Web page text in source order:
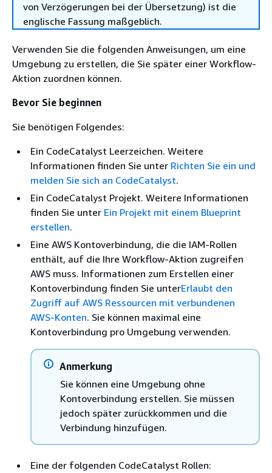
von Verzögerungen bei der Übersetzung) ist die
englische Fassung maßgeblich.
Verwenden Sie die folgenden Anweisungen, um eine
Umgebung zu erstellen, die Sie später einer Workflow-
Aktion zuordnen können.
Bevor Sie beginnen
Sie benötigen Folgendes:
Ein CodeCatalyst Leerzeichen. Weitere
Informationen finden Sie unter Richten Sie ein und
melden Sie sich an CodeCatalyst.
Ein CodeCatalyst Projekt. Weitere Informationen
finden Sie unter Ein Projekt mit einem Blueprint
erstellen.
Eine AWS Kontoverbindung, die die IAM-Rollen
enthält, auf die Ihre Workflow-Aktion zugreifen
AWS muss. Informationen zum Erstellen einer
Kontoverbindung finden Sie unterErlaubt den
Zugriff auf AWS Ressourcen mit verbundenen
AWS-Konten. Sie können maximal eine
Kontoverbindung pro Umgebung verwenden.
Anmerkung
Sie können eine Umgebung ohne
Kontoverbindung erstellen. Sie müssen
jedoch später zurückkommen und die
Verbindung hinzufügen.
Eine der folgenden CodeCatalyst Rollen: